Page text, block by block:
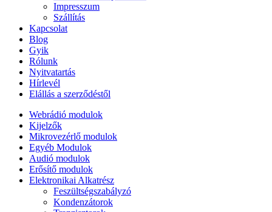
Impresszum
Szállítás
Kapcsolat
Blog
Gyik
Rólunk
Nyitvatartás
Hírlevél
Elállás a szerződéstől
Webrádió modulok
Kijelzők
Mikrovezérlő modulok
Egyéb Modulok
Audió modulok
Erősítő modulok
Elektronikai Alkatrész
Feszültségszabályzó
Kondenzátorok